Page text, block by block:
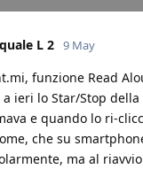
L 2 9 May
funzione Read
a ieri lo Star/Stop
e quando lo ri-
che su
ma al